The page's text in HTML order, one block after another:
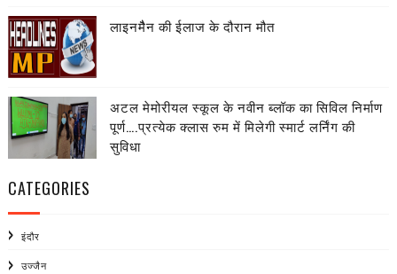
लाइनमैैन की ईलाज के दौरान मौत
अटल मेमोरीयल स्कूल के नवीन ब्लॉक का सिविल निर्माण
पूर्ण….प्रत्येक क्लास रुम में मिलेगी स्मार्ट लर्निंग की
सुविधा
CATEGORIES
इंदौर
उज्जैन